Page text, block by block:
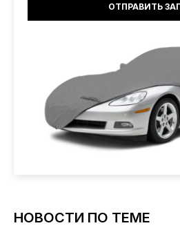
НОВОСТИ ПО ТЕМЕ